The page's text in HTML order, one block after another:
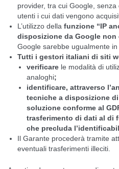
provider, tra cui Google,
utenti i cui dati vengono
L’utilizzo della funzione “IP
disposizione da Google non
Google sarebbe ugualmente
Tutti i gestori italiani di siti
verificare le modalità di
analoghi;
identificare, attraverso
tecniche a disposizione
soluzione conforme al
trasferimento di dati al di
che precluda
Il Garante procederà tramite
eventuali trasferimenti illeciti.